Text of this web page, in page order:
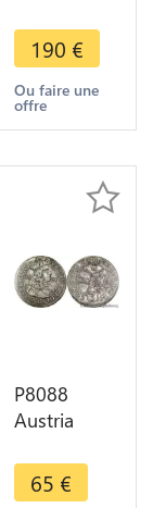
Leopold I
1673 St.
Veit Silver -
>Make
190 €
Ou faire une
offre
P8088
Austria
Austria
Tyrol 3
65 €